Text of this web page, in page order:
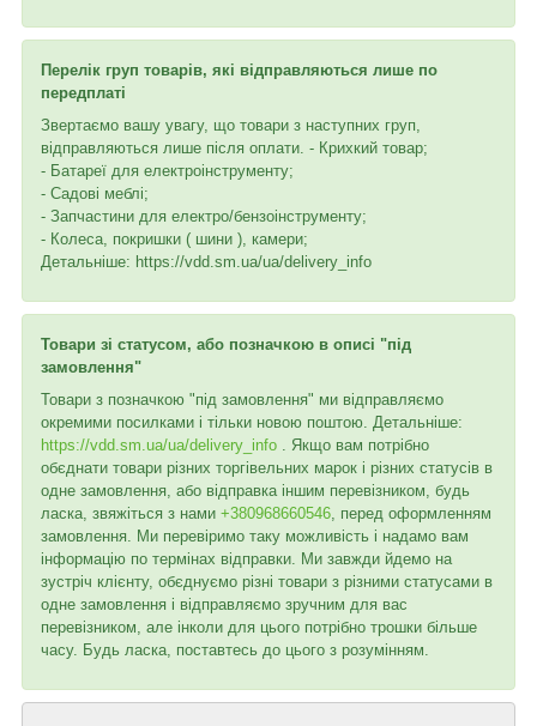
Перелік груп товарів, які відправляються лише по
передплаті
Звертаємо вашу увагу, що товари з наступних груп,
відправляються лише після оплати. - Крихкий товар;
- Батареї для електроінструменту;
- Садові меблі;
- Запчастини для електро/бензоінструменту;
- Колеса, покришки ( шини ), камери;
Детальніше: https://vdd.sm.ua/ua/delivery_info
Товари зі статусом, або позначкою в описі "під
замовлення"
Товари з позначкою "під замовлення" ми відправляємо
окремими посилками і тільки новою поштою. Детальніше:
https://vdd.sm.ua/ua/delivery_info . Якщо вам потрібно
обєднати товари різних торгівельних марок і різних статусів в
одне замовлення, або відправка іншим перевізником, будь
ласка, звяжіться з нами +380968660546 , перед оформленням
замовлення. Ми перевіримо таку можливість і надамо вам
інформацію по термінах відправки. Ми завжди йдемо на
зустріч клієнту, обєднуємо різні товари з різними статусами в
одне замовлення і відправляємо зручним для вас
перевізником, але інколи для цього потрібно трошки більше
часу. Будь ласка, поставтесь до цього з розумінням.